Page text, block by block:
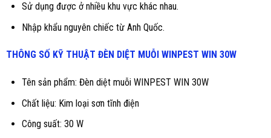
Sử dụng được ở nhiều khu vực khác nhau.
Nhập khẩu nguyên chiếc từ Anh Quốc.
THÔNG SỐ KỸ THUẬT ĐÈN DIỆT MUỖI WINPEST WIN 30W
Tên sản phẩm: Đèn diệt muỗi WINPEST WIN 30W
Chất liệu: Kim loại sơn tĩnh điện
Công suất: 30 W